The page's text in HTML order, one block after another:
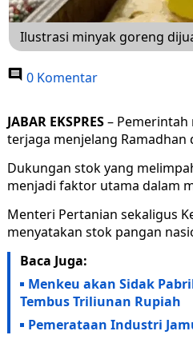
Ilustrasi minyak goreng
0 Komentar
JABAR EKSPRES–
terjaga menjelang Ramadhan
Dukungan stok yang
menjadi faktor utama dalam
Menteri Pertanian sekaligus
menyatakan stok pangan
Baca Juga:
Menkeu akan Sidak
Tembus Triliunan Rupiah
Pemerataan Industri